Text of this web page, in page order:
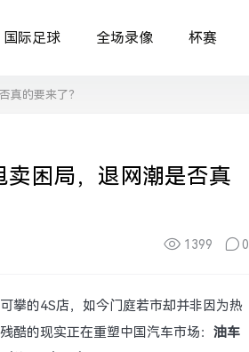
国际足球 全场录像 杯赛
真的要来了？
困局，退网潮是否真
1399 0
攀的4S店，如今门庭若市却并非因为热
酷的现实正在重塑中国汽车市场： 油车